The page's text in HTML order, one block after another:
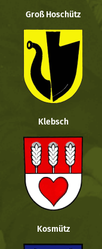
Groß Hoschütz
Klebsch
Kosmütz